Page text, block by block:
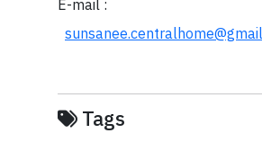
E-mail :
Tags